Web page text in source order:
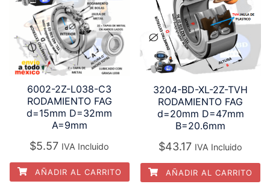
6002-2Z-L038-C3
RODAMIENTO FAG
d=15mm D=32mm
A=9mm
$5.57 IVA Incluido
AÑADIR AL CARRITO
3204-BD-XL-2Z-TVH
RODAMIENTO FAG
d=20mm D=47mm
B=20.6mm
$43.17 IVA Incluido
AÑADIR AL CARRITO